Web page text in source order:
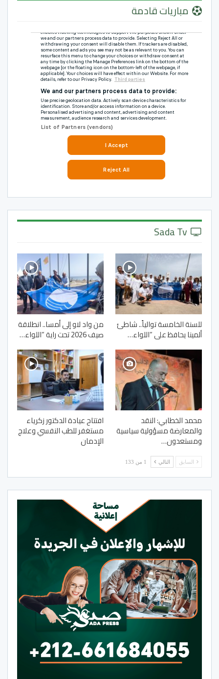
مباريات قادمة
للسنة الخامسة توالياً.. شاطئ
ألمينا يحافظ على “اللواء…
من واد لاو إلى أمسا.. انطلاقة
صيف 2026 تحت راية “اللواء…
محمد الخطابي: النقد
والمعارضة مسؤولية سياسية
ومستعدون…
افتتاح عيادة الدكتور زكرياء
مستغفر للطب النفسي وعلاج
الإدمان
السابق التالي 1 من 133